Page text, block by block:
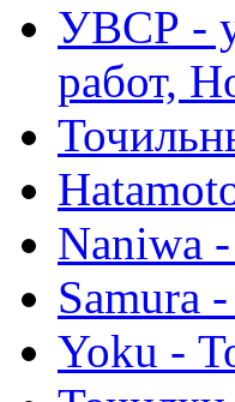
УВСР -
работ,
Naniwa
Samura
Yoku -